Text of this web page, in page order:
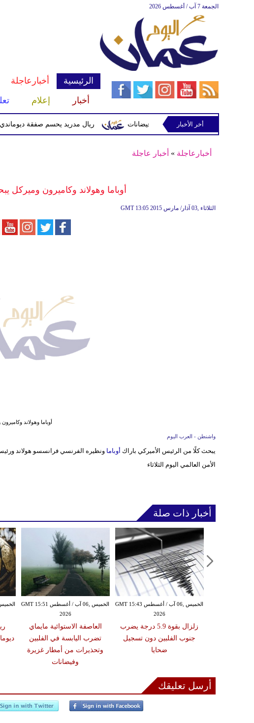
الجمعة 7 آب / أغسطس 2026
الرئيسية أخبارعاجلة
أخبار
إعلام
ريال مدريد يحسم صفقة ديوماندي قادماً من من أمطار غزيرة وفيضانات
أخر الأخبار
أخبارعاجلة » أخبار عاجلة
أوباما وهولاند وكاميرون وميركل
GMT 13:05 2015 الثلاثاء ,03 آذار/ مارس
أوباما وهولاند
واشنطن - العرب اليوم
يبحث كلًا من الرئيس الأميركي باراك أوباما ونظيره الفرنسي فرانسسو هولاند ورئيس
الأمن العالمي اليوم الثلاثاء
أخبار ذات صلة
الخميس ,06 آب / أغسطس GMT 15:51
2026
العاصفة الاستوائية مايماي
تضرب اليابسة في الفلبين
وتحذيرات من أمطار غزيرة
وفيضانات
الخميس ,06 آب / أغسطس GMT 15:43
2026
زلزال بقوة 5.9 درجة يضرب
جنوب الفلبين دون تسجيل
ضحايا
أرسل تعليقك